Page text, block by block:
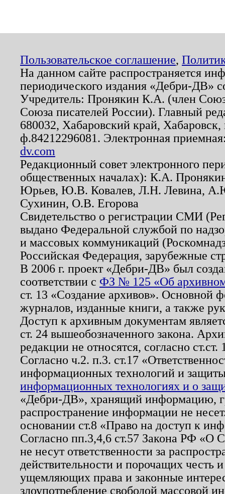
Пользовательское соглашение,
На данном сайте распространяется
периодического издания «Дебри-ДВ»
Учредитель: Пронякин К.А. (член
Союза писателей России). Главный
680032, Хабаровский край,
ф.84212296081. Электронная
dv.com
Редакционный совет электронного
общественных началах): К.А.
Юрьев, Ю.В. Ковалев, Л.Н. Левина,
Сухинин, О.В. Егорова
Свидетельство о регистрации СМИ
выдано Федеральной службой по
и массовых коммуникаций
Российская Федерация, зарубежные
В 2006 г. проект «Дебри-ДВ» был
соответствии с ФЗ № 125 «Об
ст. 13 «Создание архивов». Основной
журналов, изданные книги, а также
Доступ к архивным документам
ст. 24 вышеобозначенного закона.
редакции не относятся, согласно
Согласно ч.2. п.3. ст.17
информационных технологий и
информационных технологиях и о
«Дебри-ДВ», хранящий информацию,
распространение информации не
основании ст.8 «Право на доступ к
Согласно пп.3,4,6 ст.57 Закона РФ «О
не несут ответственности за
действительности и порочащих честь
ущемляющих права и законные
злоупотребление свободой массовой